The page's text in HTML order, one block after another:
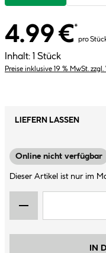
4.99 €*
pro
Inhalt: 1 Stück
Preise inklusive 19 % MwSt.
LIEFERN LASSEN
Online nicht verfügbar
Dieser Artikel ist nur im
IN